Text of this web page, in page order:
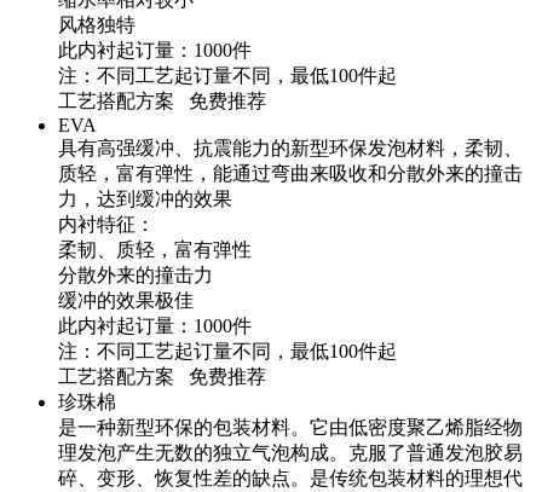
风格独特
此内衬起订量：1000件
注：不同工艺起订量不同，最低100件起
工艺搭配方案 免费推荐
EVA
具有高强缓冲、抗震能力的新型环保发泡材料，柔韧、
质轻，富有弹性，能通过弯曲来吸收和分散外来的撞击
力，达到缓冲的效果
内衬特征：
柔韧、质轻，富有弹性
分散外来的撞击力
缓冲的效果极佳
此内衬起订量：1000件
注：不同工艺起订量不同，最低100件起
工艺搭配方案 免费推荐
珍珠棉
是一种新型环保的包装材料。它由低密度聚乙烯脂经物
理发泡产生无数的独立气泡构成。克服了普通发泡胶易
碎、变形、恢复性差的缺点。是传统包装材料的理想代